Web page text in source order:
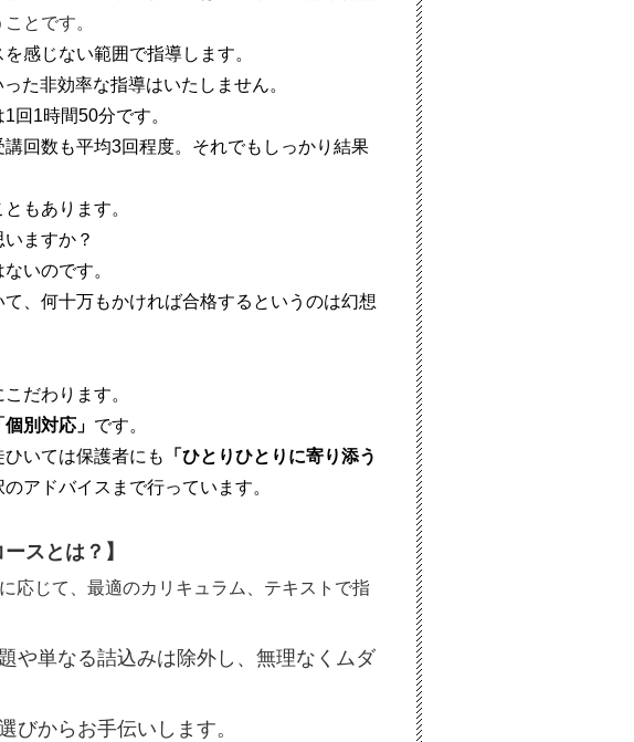
とです。
感じない範囲で指導します。
た非効率な指導はいたしません。
回1時間50分です。
講回数も平均3回程度。それでもしっかり結果
もあります。
ますか？
いのです。
、何十万もかければ合格するというのは幻想
だわります。
別対応」 です。
いては保護者にも
「ひとりひとりに寄り添う
アドバイスまで行っています。
スとは？】
応じて、最適のカリキュラム、テキストで指
や単なる詰込みは除外し、無理なくムダ
びからお手伝いします。